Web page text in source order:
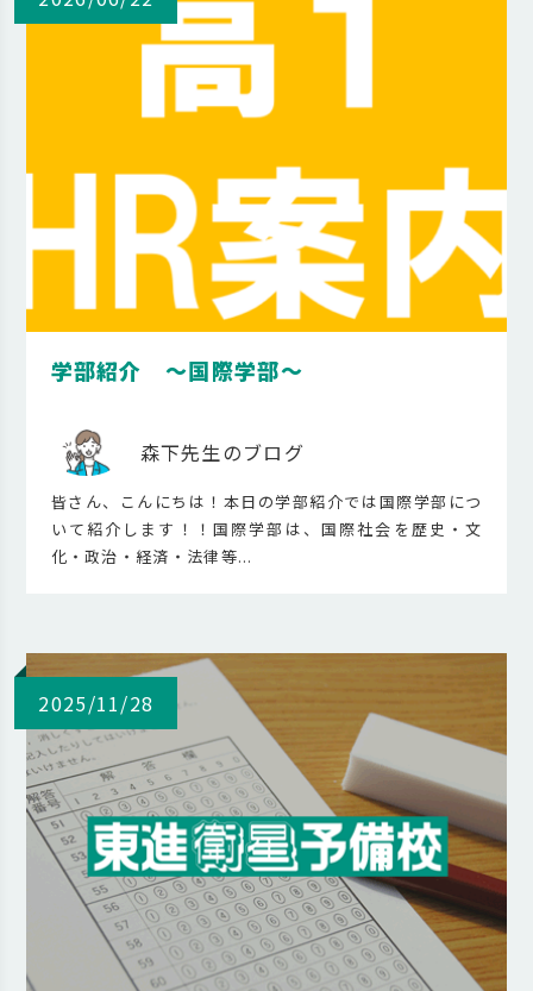
学部紹介 ～国際学部～
森下先生のブログ
皆さん、こんにちは！本日の学部紹介では国際学部につ
いて紹介します！！国際学部は、国際社会を歴史・文
化・政治・経済・法律等...
2025/11/28